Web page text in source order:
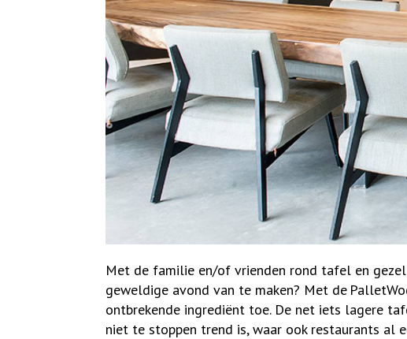
Met de familie en/of vrienden rond tafel en
geweldige avond van te maken? Met de
ontbrekende ingrediënt toe. De net iets lagere
niet te stoppen trend is, waar ook restaurants al